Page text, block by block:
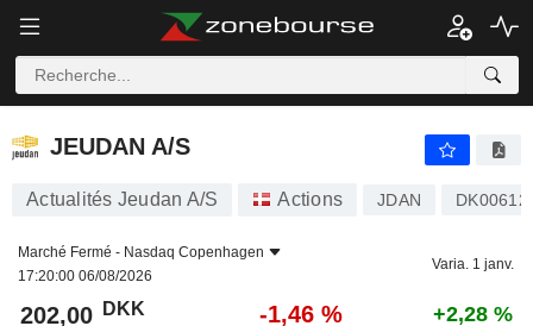
JEUDAN A/S
JEUDAN A/S
Actualités Jeudan A/S Actions JDAN
Marché Fermé - Nasdaq Copenhagen
17:20:00 06/08/2026
Varia. 1 janv.
202,00 DKK -1,46 % +2,28 %